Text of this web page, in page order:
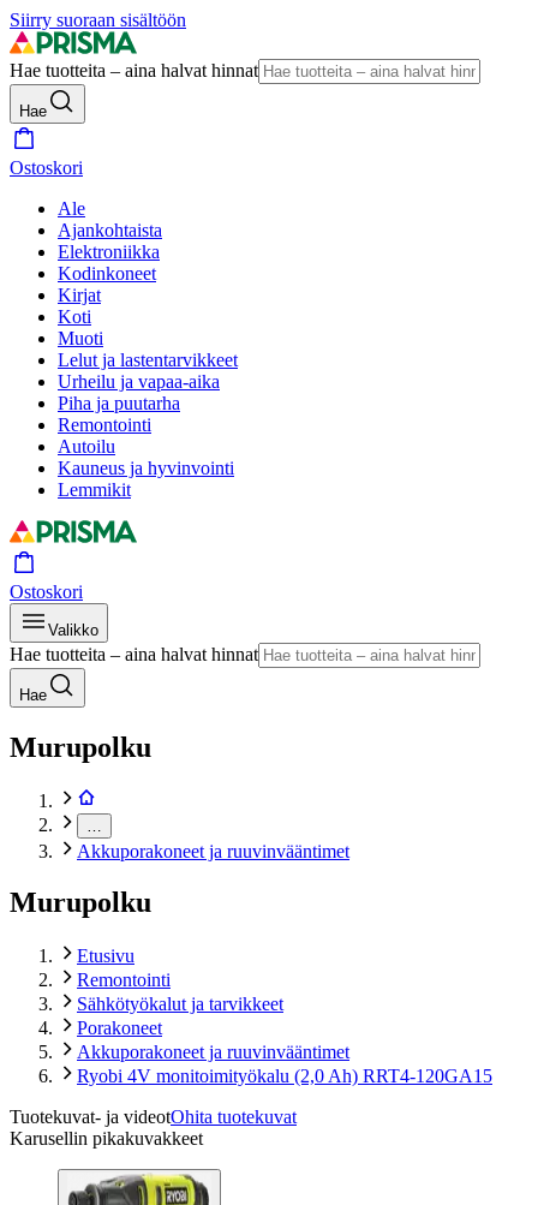
Siirry suoraan sisältöön
Hae tuotteita – aina halvat hinnat
Hae
Ostoskori
Ale
Ajankohtaista
Elektroniikka
Kodinkoneet
Kirjat
Koti
Muoti
Lelut ja lastentarvikkeet
Urheilu ja vapaa-aika
Piha ja puutarha
Remontointi
Autoilu
Kauneus ja hyvinvointi
Lemmikit
Ostoskori
Valikko
Hae tuotteita – aina halvat hinnat
Hae
Murupolku
Akkuporakoneet ja ruuvinvääntimet
Murupolku
Etusivu
Remontointi
Sähkötyökalut ja tarvikkeet
Porakoneet
Akkuporakoneet ja ruuvinvääntimet
Ryobi 4V monitoimityökalu (2,0 Ah) RRT4-120GA15
Tuotekuvat- ja videotOhita tuotekuvat
Karusellin pikakuvakkeet